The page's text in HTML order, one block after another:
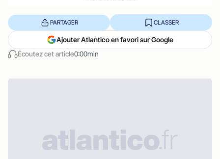
Écoutez cet article0:00min
PARTAGER CLASSER
Ajouter Atlantico en favori sur Google